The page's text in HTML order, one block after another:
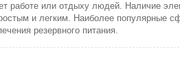
работе или отдыху людей. Наличие
и легким. Наиболее популярные
резервного питания.